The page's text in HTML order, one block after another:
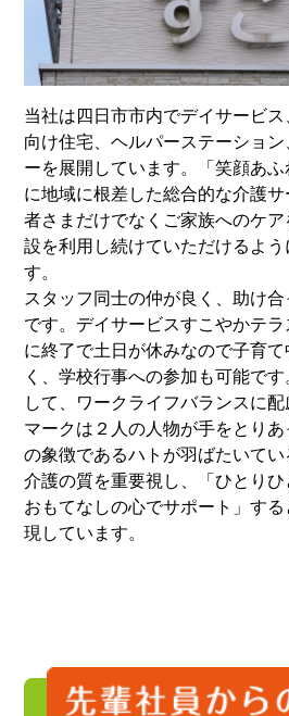
当社は四日市市内でデイサービ
向け住宅、ヘルパーステーショ
ーを展開しています。「笑顔あ
に地域に根差した総合的な介護
者さまだけでなくご家族へのケ
設を利用し続けていただけるよ
す。
スタッフ同士の仲が良く、助け
です。デイサービスすこやかテ
に終了で土日が休みなので子育
く、学校行事への参加も可能で
して、ワークライフバランスに
マークは２人の人物が手をとり
の象徴であるハトが羽ばたいて
介護の質を重要視し、「ひとりひ
おもてなしの心でサポート」す
現しています。